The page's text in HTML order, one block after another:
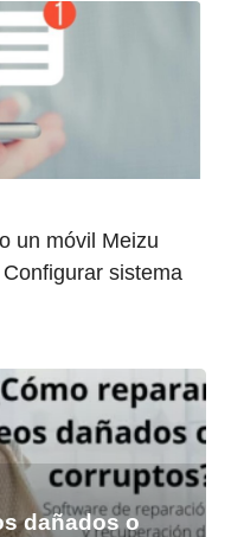
un móvil Meizu
sistema
dañados o